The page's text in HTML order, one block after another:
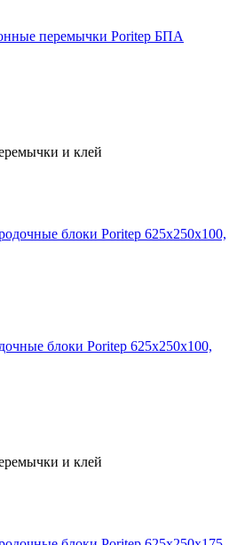
перемычки Poritep БПА
и клей
блоки Poritep 625х250х100,
и клей